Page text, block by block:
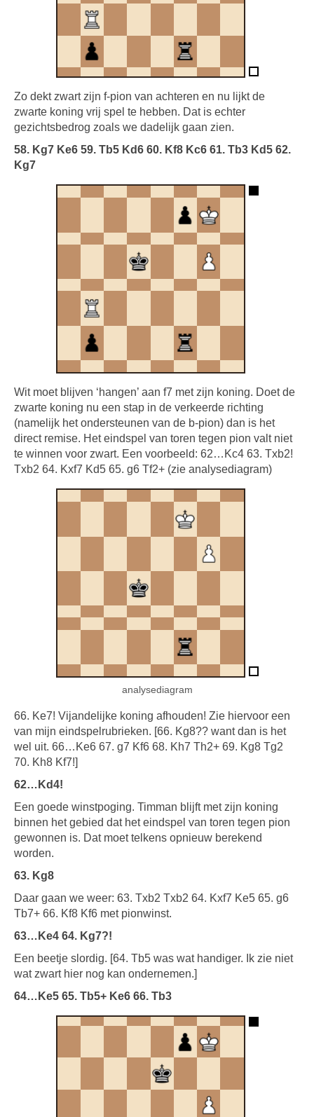
Zo dekt zwart zijn f-pion van achteren en nu lijkt de
zwarte koning vrij spel te hebben. Dat is echter
gezichtsbedrog zoals we dadelijk gaan zien.
58. Kg7 Ke6 59. Tb5 Kd6 60. Kf8 Kc6 61. Tb3 Kd5 62.
Kg7
Wit moet blijven ‘hangen’ aan f7 met zijn koning. Doet de
zwarte koning nu een stap in de verkeerde richting
(namelijk het ondersteunen van de b-pion) dan is het
direct remise. Het eindspel van toren tegen pion valt niet
te winnen voor zwart. Een voorbeeld: 62…Kc4 63. Txb2!
Txb2 64. Kxf7 Kd5 65. g6 Tf2+ (zie analysediagram)
analysediagram
66. Ke7! Vijandelijke koning afhouden! Zie hiervoor een
van mijn eindspelrubrieken. [66. Kg8?? want dan is het
wel uit. 66…Ke6 67. g7 Kf6 68. Kh7 Th2+ 69. Kg8 Tg2
70. Kh8 Kf7!]
62…Kd4!
Een goede winstpoging. Timman blijft met zijn koning
binnen het gebied dat het eindspel van toren tegen pion
gewonnen is. Dat moet telkens opnieuw berekend
worden.
63. Kg8
Daar gaan we weer: 63. Txb2 Txb2 64. Kxf7 Ke5 65. g6
Tb7+ 66. Kf8 Kf6 met pionwinst.
63…Ke4 64. Kg7?!
Een beetje slordig. [64. Tb5 was wat handiger. Ik zie niet
wat zwart hier nog kan ondernemen.]
64…Ke5 65. Tb5+ Ke6 66. Tb3